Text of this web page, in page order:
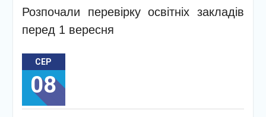
Розпочали перевірку освітніх закладів
перед 1 вересня
СЕР
08